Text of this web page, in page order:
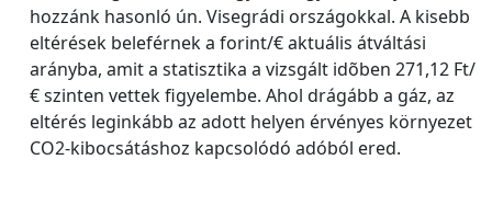
hozzánk hasonló ún. Visegrádi országokkal. A kisebb
eltérések beleférnek a forint/€ aktuális átváltási
arányba, amit a statisztika a vizsgált idõben 271,12 Ft/
€ szinten vettek figyelembe. Ahol drágább a gáz, az
eltérés leginkább az adott helyen érvényes környezet
CO2-kibocsátáshoz kapcsolódó adóból ered.